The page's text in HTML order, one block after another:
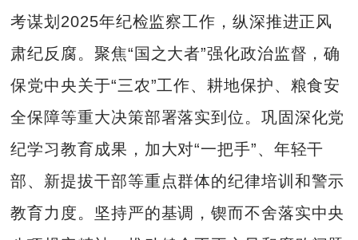
考谋划2025年纪检监察工作，纵深推进正风
肃纪反腐。聚焦“国之大者”强化政治监督，确
保党中央关于“三农”工作、耕地保护、粮食安
全保障等重大决策部署落实到位。巩固深化党
纪学习教育成果，加大对“一把手”、年轻干
部、新提拔干部等重点群体的纪律培训和警示
教育力度。坚持严的基调，锲而不舍落实中央